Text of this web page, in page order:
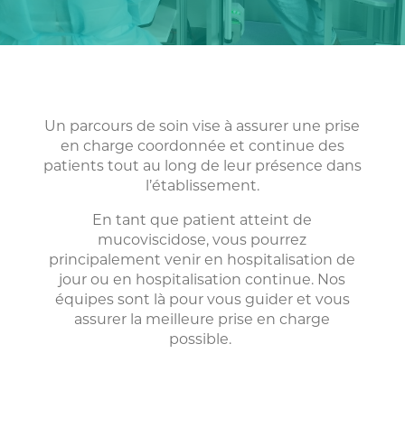
Un parcours de soin vise à assurer une prise
en charge coordonnée et continue des
patients tout au long de leur présence dans
l’établissement.
En tant que patient atteint de
mucoviscidose, vous pourrez
principalement venir en hospitalisation de
jour ou en hospitalisation continue. Nos
équipes sont là pour vous guider et vous
assurer la meilleure prise en charge
possible.